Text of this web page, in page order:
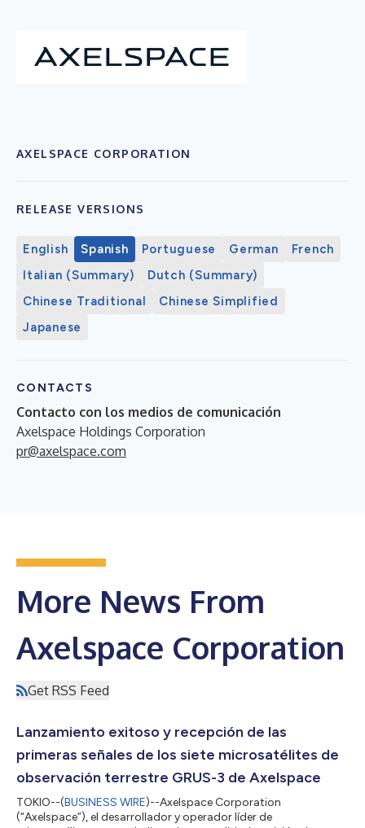
AXELSPACE CORPORATION
RELEASE VERSIONS
English Spanish Portuguese German
French
Italian (Summary)
Dutch (Summary)
Chinese Traditional
Chinese Simplified
Japanese
CONTACTS
Contacto con los medios de comunicación
Axelspace Holdings Corporation
pr@axelspace.com
More News From
Axelspace Corporation
Get RSS Feed
Lanzamiento exitoso y recepción de las
primeras señales de los siete microsatélites de
observación terrestre GRUS-3 de Axelspace
TOKIO--(BUSINESS WIRE)--Axelspace Corporation
(“Axelspace”), el desarrollador y operador líder de